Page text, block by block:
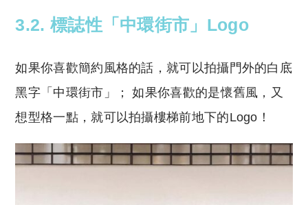
3.2. 標誌性「中環街市」Logo
如果你喜歡簡約風格的話，就可以拍攝門外的白底
黑字「中環街市」； 如果你喜歡的是懷舊風，又
想型格一點，就可以拍攝樓梯前地下的Logo！